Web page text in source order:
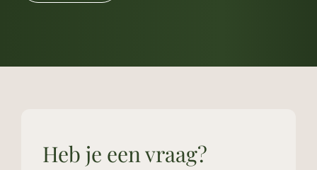
Heb je een vraag?